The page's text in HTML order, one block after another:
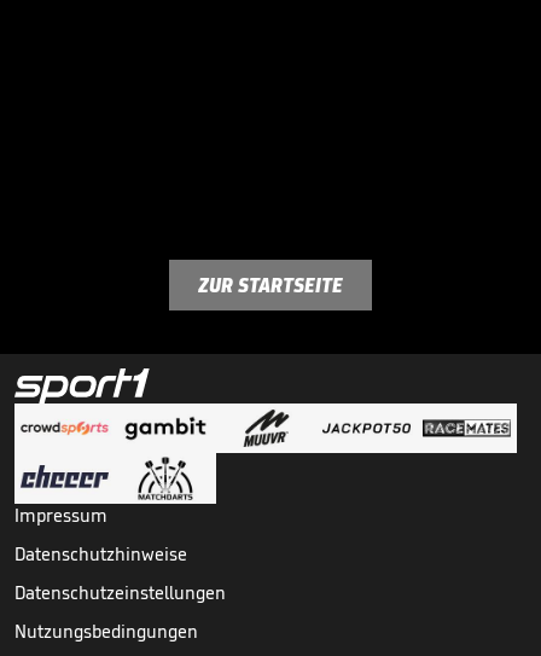
ZUR STARTSEITE
Impressum
Datenschutzhinweise
Datenschutzeinstellungen
Nutzungsbedingungen